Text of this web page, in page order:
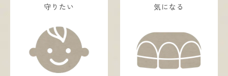
守りたい
気になる